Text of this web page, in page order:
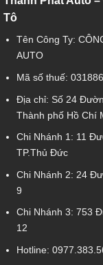
Tô
Tên Công Ty:
AUTO
Mã số thuế:
Địa chỉ: Số 24
Thành phố Hồ Chí
Chi Nhánh 1: 11
TP.Thủ Đức
Chi Nhánh 2: 24
9
Chi Nhánh 3: 753
12
Hotline: